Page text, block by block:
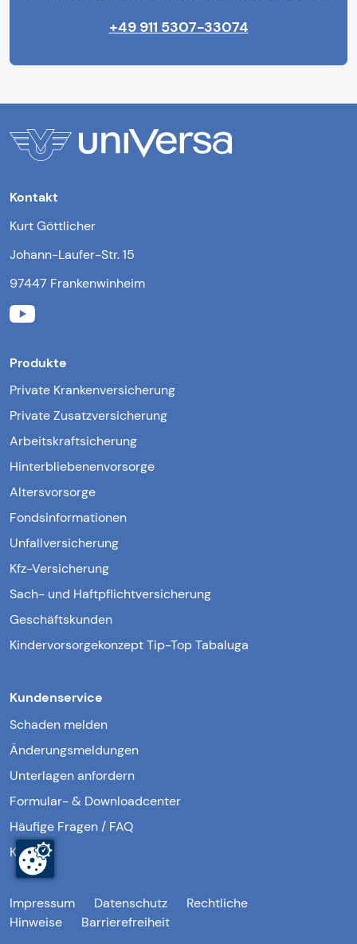
+49 911 5307-33074
Kontakt
Kurt Göttlicher
Johann-Laufer-Str. 15
97447 Frankenwinheim
Produkte
Private Krankenversicherung
Private Zusatzversicherung
Arbeitskraftsicherung
Hinterbliebenenvorsorge
Altersvorsorge
Fondsinformationen
Unfallversicherung
Kfz-Versicherung
Sach- und Haftpflichtversicherung
Geschäftskunden
Kindervorsorgekonzept Tip-Top Tabaluga
Kundenservice
Schaden melden
Änderungsmeldungen
Unterlagen anfordern
Formular- & Downloadcenter
Häufige Fragen / FAQ
Kontakt
Impressum Datenschutz
Rechtliche
Hinweise
Barrierefreiheit